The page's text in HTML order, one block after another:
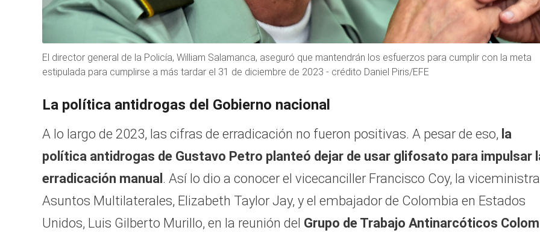
El director general de la Policía, William Salamanca, aseguró que mantendrán los esfuerzos para cumplir con la meta
estipulada para cumplirse a más tardar el 31 de diciembre de 2023 - crédito Daniel Piris/EFE
La política antidrogas del Gobierno nacional
A lo largo de 2023, las cifras de erradicación no fueron positivas. A pesar de eso, la
política antidrogas de Gustavo Petro planteó dejar de usar glifosato para impulsar
erradicación manual . Así lo dio a conocer el vicecanciller Francisco Coy, la
Asuntos Multilaterales, Elizabeth Taylor Jay, y el embajador de Colombia en Estados
Unidos, Luis Gilberto Murillo, en la reunión del Grupo de Trabajo Antinarcóticos